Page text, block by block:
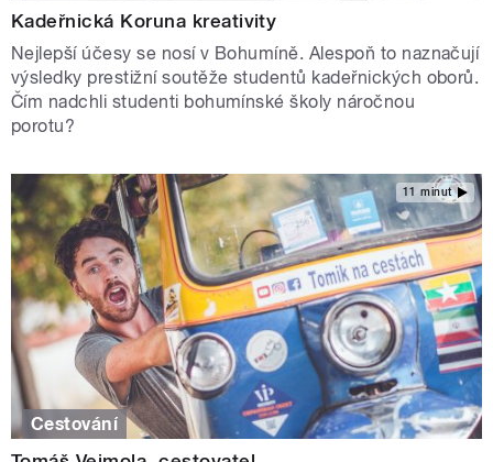
Kadeřnická Koruna kreativity
Nejlepší účesy se nosí v Bohumíně. Alespoň to naznačují
výsledky prestižní soutěže studentů kadeřnických oborů.
Čím nadchli studenti bohumínské školy náročnou
porotu?
11 minut
Cestování